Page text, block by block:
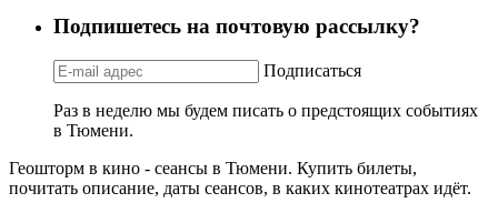
Подпишетесь на почтовую рассылку?
Подписаться
Раз в неделю мы будем писать о предстоящих событиях
в Тюмени.
Геошторм в кино - сеансы в Тюмени. Купить билеты,
почитать описание, даты сеансов, в каких кинотеатрах идёт.